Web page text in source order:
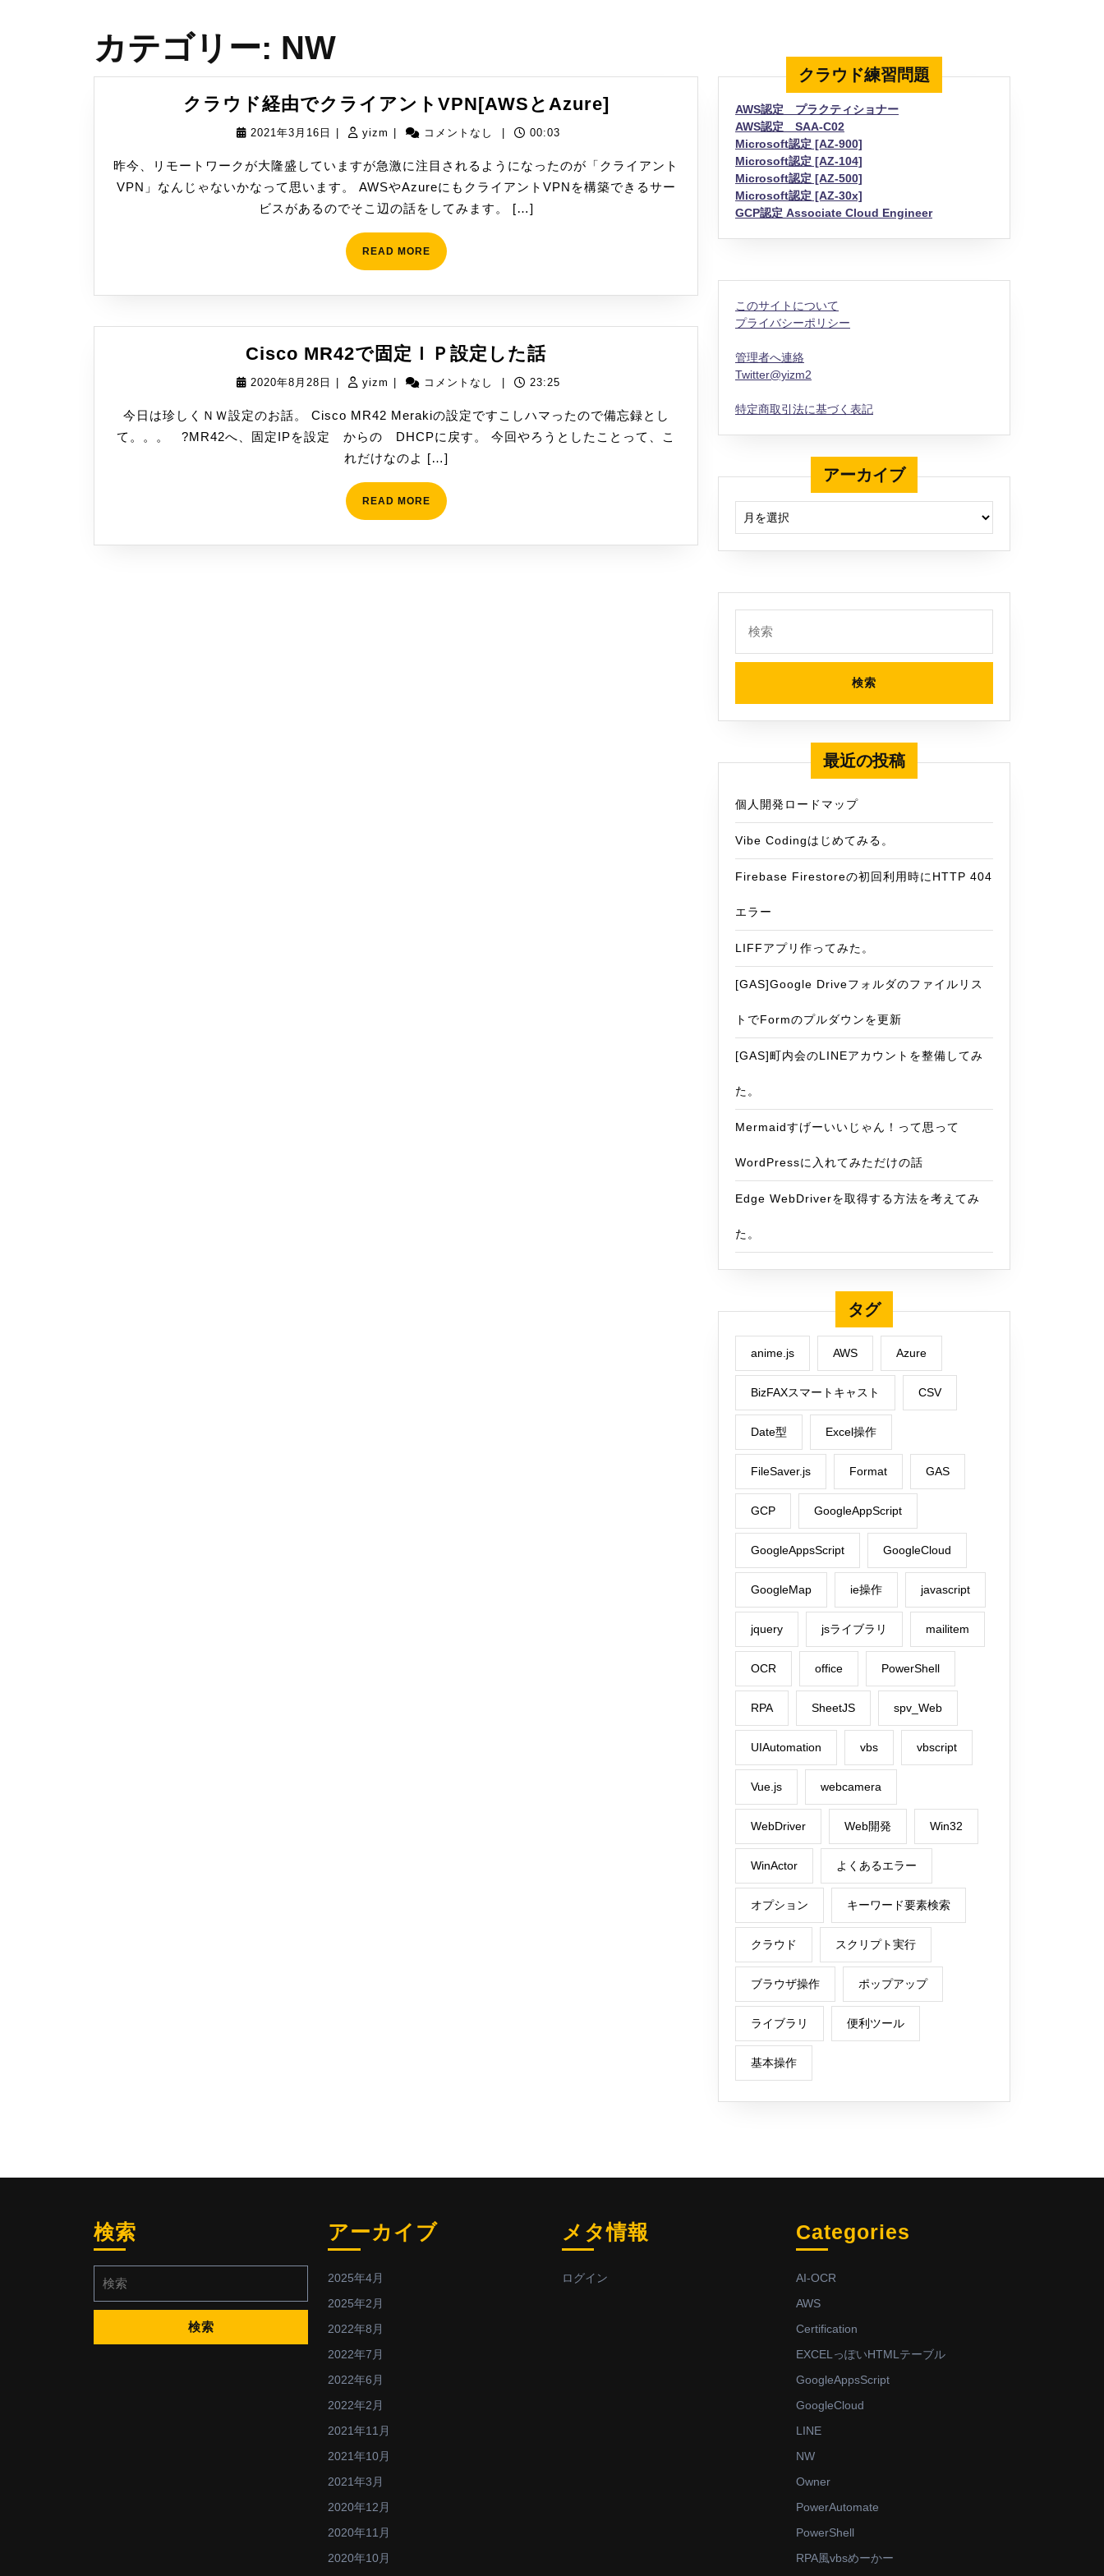
カテゴリー: NW
クラウド経由でクライアントVPN[AWSとAzure]ク
ド
経
イ
Azure]
2021年3月16日
2021
3
月
16
yizm yizm コメントなし 00:03
昨今、リモートワークが大隆盛していますが急激に注目されるようになったのが「クライアント
VPN」なんじゃないかなって思います。 AWSやAzureにもクライアントVPNを構築できるサー
ビスがあるのでそこ辺の話をしてみます。 […]
READ MOREREAD
MORE
Cisco MR42で固定ＩＰ設定した話Cisco
MR42
固
定
し
2020年8月28日
2020
8
月
28
yizm yizm コメントなし 23:25
今日は珍しくＮＷ設定のお話。 Cisco MR42 Merakiの設定ですこしハマったので備忘録とし
て。。。 ?MR42へ、固定IPを設定 からの DHCPに戻す。 今回やろうとしたことって、こ
れだけなのよ […]
READ MOREREAD
MORE
クラウド練習問題
AWS認定 プラクティショナー
AWS認定 SAA-C02
Microsoft認定 [AZ-900]
Microsoft認定 [AZ-104]
Microsoft認定 [AZ-500]
Microsoft認定 [AZ-30x]
GCP認定 Associate Cloud Engineer
このサイトについて
プライバシーポリシー
管理者へ連絡
Twitter@yizm2
特定商取引法に基づく表記
アーカイブ
索:
最近の投稿
個人開発ロードマップ
Vibe Codingはじめてみる。
Firebase Firestoreの初回利用時にHTTP 404
エラー
LIFFアプリ作ってみた。
[GAS]Google Driveフォルダのファイルリス
トでFormのプルダウンを更新
[GAS]町内会のLINEアカウントを整備してみ
た。
Mermaidすげーいいじゃん！って思って
WordPressに入れてみただけの話
Edge WebDriverを取得する方法を考えてみ
た。
タグ
anime.js AWS Azure
BizFAXスマートキャスト CSV
Date型 Excel操作
FileSaver.js Format GAS
GCP GoogleAppScript
GoogleAppsScript GoogleCloud
GoogleMap ie操作 javascript
jquery jsライブラリ mailitem
OCR office PowerShell
RPA SheetJS spv_Web
UIAutomation vbs vbscript
Vue.js webcamera
WebDriver Web開発 Win32
WinActor よくあるエラー
オプション キーワード要素検索
クラウド スクリプト実行
ブラウザ操作 ポップアップ
ライブラリ 便利ツール
基本操作
検索
索:
アーカイブ
2025年4月
2025年2月
2022年8月
2022年7月
2022年6月
2022年2月
2021年11月
2021年10月
2021年3月
2020年12月
2020年11月
2020年10月
メタ情報
ログイン
Categories
AI-OCR
AWS
Certification
EXCELっぽいHTMLテーブル
GoogleAppsScript
GoogleCloud
LINE
NW
Owner
PowerAutomate
PowerShell
RPA風vbsめーかー